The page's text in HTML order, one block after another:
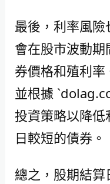
最後，利率風
會在股市波動
券價格和殖利率
並根據
投資策略以降
日較短的債券。
總之，股期結